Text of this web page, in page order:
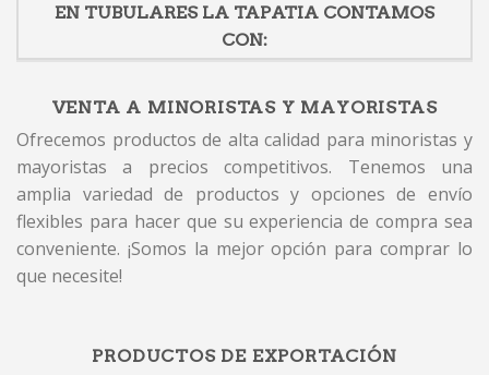
EN TUBULARES LA TAPATIA CONTAMOS
CON:
VENTA A MINORISTAS Y MAYORISTAS
Ofrecemos productos de alta calidad para minoristas y
mayoristas a precios competitivos. Tenemos una
amplia variedad de productos y opciones de envío
flexibles para hacer que su experiencia de compra sea
conveniente. ¡Somos la mejor opción para comprar lo
que necesite!
PRODUCTOS DE EXPORTACIÓN